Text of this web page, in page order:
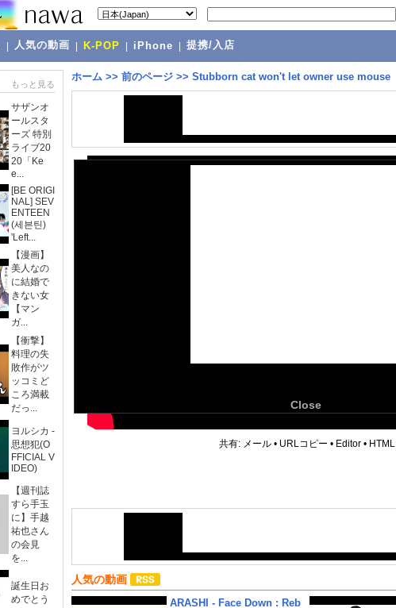
人気の動画 K-POP iPhone 提携/入店
もっと見る
サザンオ
ールスタ
ーズ 特別
ライブ20
20「Ke
e...
[BE ORIGI
NAL] SEV
ENTEEN
(세븐틴)
'Left...
【漫画】
美人なの
に結婚で
きない女
【マン
ガ...
【衝撃】
料理の失
敗作がツ
ッコミど
ころ満載
だっ...
ヨルシカ -
思想犯(O
FFICIAL V
IDEO)
【週刊誌
すら手玉
に】手越
祐也さん
の会見
を...
誕生日お
めでとう
ホーム >> 前のページ >> Stubborn cat won't let owner use mouse
Close
共有: メール • URLコピー • Editor • HTML
人気の動画
ARASHI - Face Down : Reb